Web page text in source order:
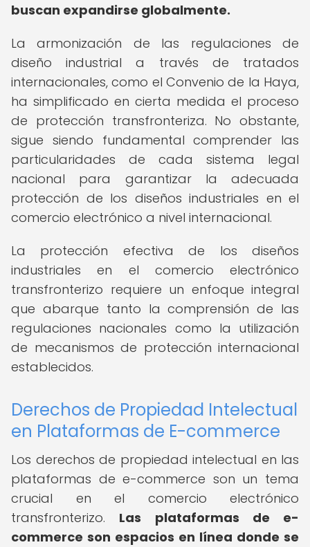
buscan expandirse globalmente.
La armonización de las regulaciones de
diseño industrial a través de tratados
internacionales, como el Convenio de la Haya,
ha simplificado en cierta medida el proceso
de protección transfronteriza. No obstante,
sigue siendo fundamental comprender las
particularidades de cada sistema legal
nacional para garantizar la adecuada
protección de los diseños industriales en el
comercio electrónico a nivel internacional.
La protección efectiva de los diseños
industriales en el comercio electrónico
transfronterizo requiere un enfoque integral
que abarque tanto la comprensión de las
regulaciones nacionales como la utilización
de mecanismos de protección internacional
establecidos.
Derechos de Propiedad Intelectual
en Plataformas de E-commerce
Los derechos de propiedad intelectual en las
plataformas de e-commerce son un tema
crucial en el comercio electrónico
transfronterizo. Las plataformas de e-
commerce son espacios en línea donde se